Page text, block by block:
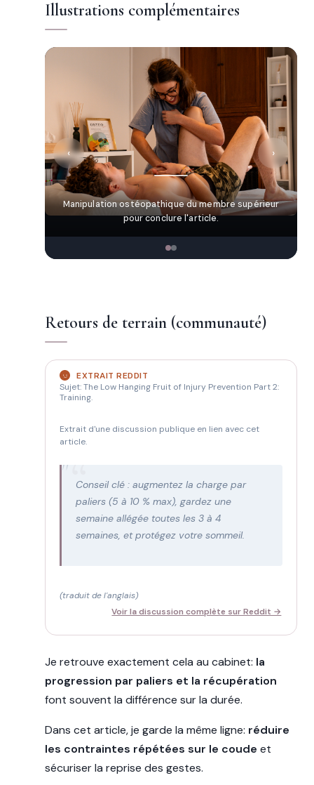
Illustrations complémentaires
Manipulation ostéopathique du membre supérieur
pour conclure l'article.
‹ ›
Retours de terrain (communauté)
EXTRAIT REDDIT
Sujet: The Low Hanging Fruit of Injury Prevention Part 2:
Training.
Extrait d'une discussion publique en lien avec cet
article.
"
Conseil clé : augmentez la charge par
paliers (5 à 10 % max), gardez une
semaine allégée toutes les 3 à 4
semaines, et protégez votre sommeil.
(traduit de l'anglais)
Voir la discussion complète sur Reddit →
Je retrouve exactement cela au cabinet: la
progression par paliers et la récupération
font souvent la différence sur la durée.
Dans cet article, je garde la même ligne: réduire
les contraintes répétées sur le coude et
sécuriser la reprise des gestes.